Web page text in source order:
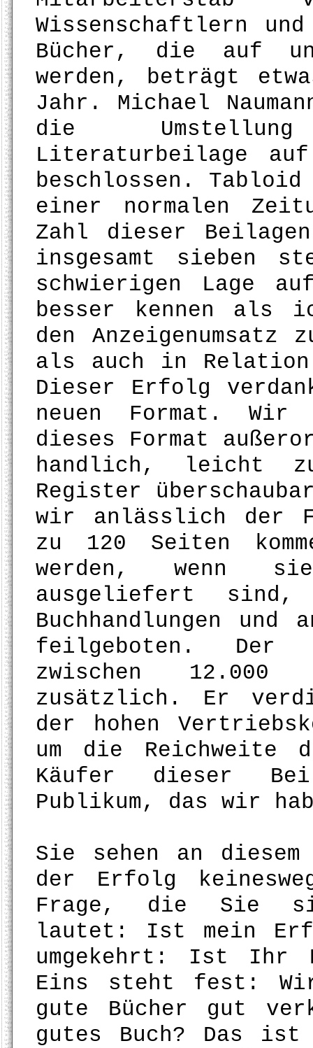
Wissenschaftlern
Bücher, die auf
werden, beträgt
Jahr. Michael
die
Literaturbeilage auf
beschlossen. Tabloid
einer normalen
Zahl dieser
insgesamt sieben
schwierigen Lage
besser kennen als
den Anzeigenumsatz
als auch in Relation
Dieser Erfolg
neuen Format.
dieses Format
handlich, leicht
Register
wir anlässlich der
zu 120 Seiten
werden, wenn
ausgeliefert sind,
Buchhandlungen und
feilgeboten. Der
zwischen 12.000
zusätzlich. Er
der hohen
um die Reichweite
Käufer dieser
Publikum, das wir
Sie sehen an
der Erfolg
Frage, die Sie
lautet: Ist mein
umgekehrt: Ist Ihr
Eins steht fest:
gute Bücher gut
gutes Buch? Das